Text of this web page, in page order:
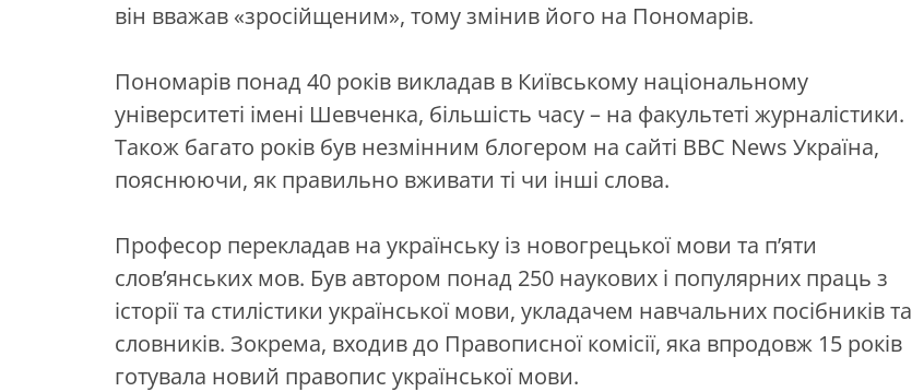
він вважав «зросійщеним», тому змінив його на Пономарів.
Пономарів понад 40 років викладав в Київському національному
університеті імені Шевченка, більшість часу – на факультеті журналістики.
Також багато років був незмінним блогером на сайті ВВС News Україна,
пояснюючи, як правильно вживати ті чи інші слова.
Професор перекладав на українську із новогрецької мови та п’яти
слов’янських мов. Був автором понад 250 наукових і популярних праць з
історії та стилістики української мови, укладачем навчальних посібників та
словників. Зокрема, входив до Правописної комісії, яка впродовж 15 років
готувала новий правопис української мови.